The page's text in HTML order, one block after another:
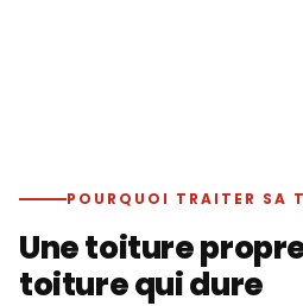
POURQUOI TRAITER SA
Une toiture
toiture qui dure